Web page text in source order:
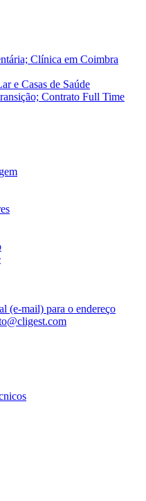
Clínica em Coimbra
e Casas de Saúde
Contrato Full Time
(e-mail) para o endereço